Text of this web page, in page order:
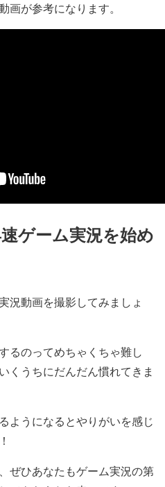
画が参考になります。
ゲーム実況を始め
況動画を撮影してみましょ
るのってめちゃくちゃ難し
くうちにだんだん慣れてきま
ようになるとやりがいを感じ
ぜひあなたもゲーム実況の第